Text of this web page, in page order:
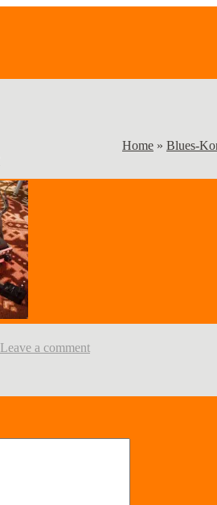
Home » Blues-
Leave a comment